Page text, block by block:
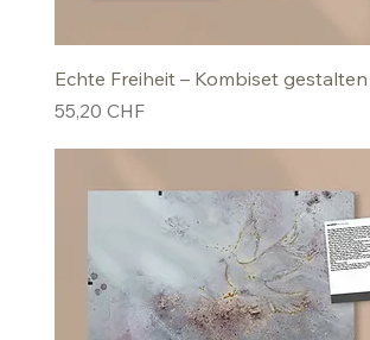
Echte Freiheit – Kombiset gestalten
Preis
55,20 CHF